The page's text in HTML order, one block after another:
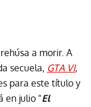
a morir. A
secuela, GTA VI,
para este título y
en julio "El